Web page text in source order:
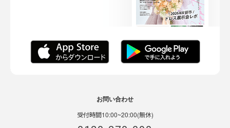
お問い合わせ
受付時間10:00~20:00(無休)